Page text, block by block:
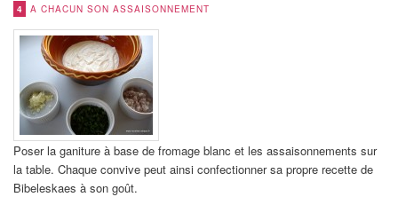
4 A CHACUN SON ASSAISONNEMENT
Poser la ganiture à base de fromage blanc et les assaisonnements sur
la table. Chaque convive peut ainsi confectionner sa propre recette de
Bibeleskaes à son goût.